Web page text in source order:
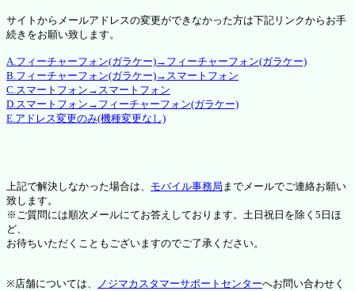
サイトからメールアドレスの変更ができなかった方は下記リンクからお手
続きをお願い致します。
A.フィーチャーフォン(ガラケー)→フィーチャーフォン(ガラケー)
B.フィーチャーフォン(ガラケー)→スマートフォン
C.スマートフォン→スマートフォン
D.スマートフォン→フィーチャーフォン(ガラケー)
E.アドレス変更のみ(機種変更なし)
上記で解決しなかった場合は、 モバイル事務局 までメールでご連絡お願い
致します。
※ご質問には順次メールにてお答えしております。土日祝日を除く5日ほ
ど、
お待ちいただくこともございますのでご了承ください。
※店舗については、 ノジマカスタマーサポートセンターへお問い合わせく